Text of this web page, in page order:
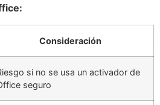
Consideración
si no se usa un activador de
seguro